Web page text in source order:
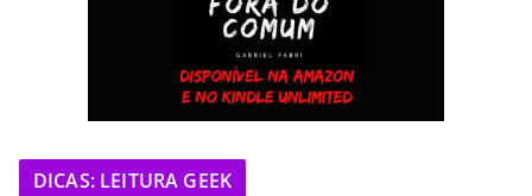
DICAS: LEITURA GEEK